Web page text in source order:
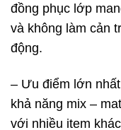
đồng phục lớp
và không làm cản
động.
– Ưu điểm lớn
khả năng mix –
với nhiều item